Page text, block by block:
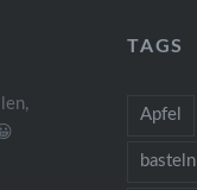
TAGS
Apfel
basteln